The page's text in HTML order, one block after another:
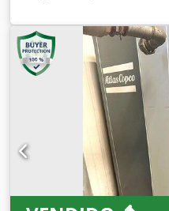
descontado Precio de lista
combinar secador Atlas
tecnológico.
Potencia 15kW-20hp
Djdpowcm Hisfx Ahqock
detallada no dude en